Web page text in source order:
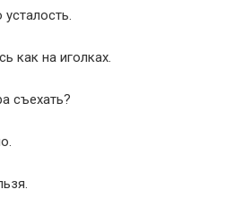
как на иголках.
съехать?